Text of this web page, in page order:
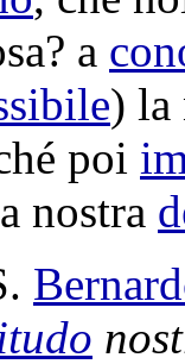
a
) la
poi
nostra